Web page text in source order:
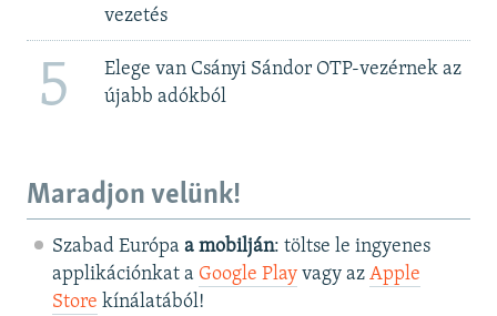
vezetés
5
Elege van Csányi Sándor OTP-vezérnek az
újabb adókból
Maradjon velünk!
Szabad Európa a mobilján: töltse le ingyenes
applikációnkat a Google Playvagy az Apple
Store kínálatából!